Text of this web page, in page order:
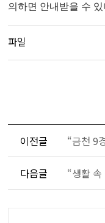
의하면 안내받을 수 있
파일
이전글 “금천 9
다음글